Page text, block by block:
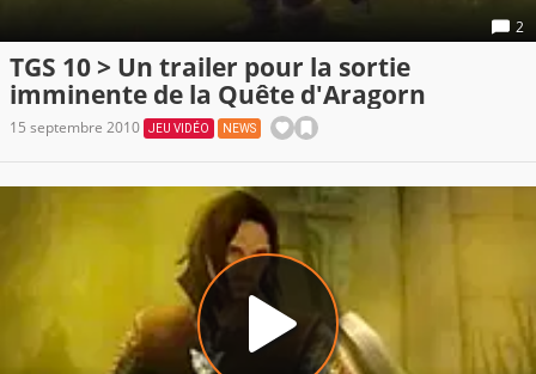
2
TGS 10 > Un trailer pour la sortie
imminente de la Quête d'Aragorn
15 septembre 2010 JEU VIDÉO NEWS